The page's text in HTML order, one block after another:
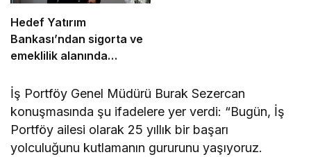
Hedef Yatırım
Bankası’ndan sigorta ve
emeklilik alanında
İş Portföy Genel Müdürü Burak Sezercan
konuşmasında şu ifadelere yer verdi: “Bugün, İş
Portföy ailesi olarak 25 yıllık bir başarı
yolculuğunu kutlamanın gururunu yaşıyoruz.